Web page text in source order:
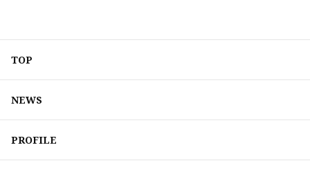
TOP
NEWS
PROFILE